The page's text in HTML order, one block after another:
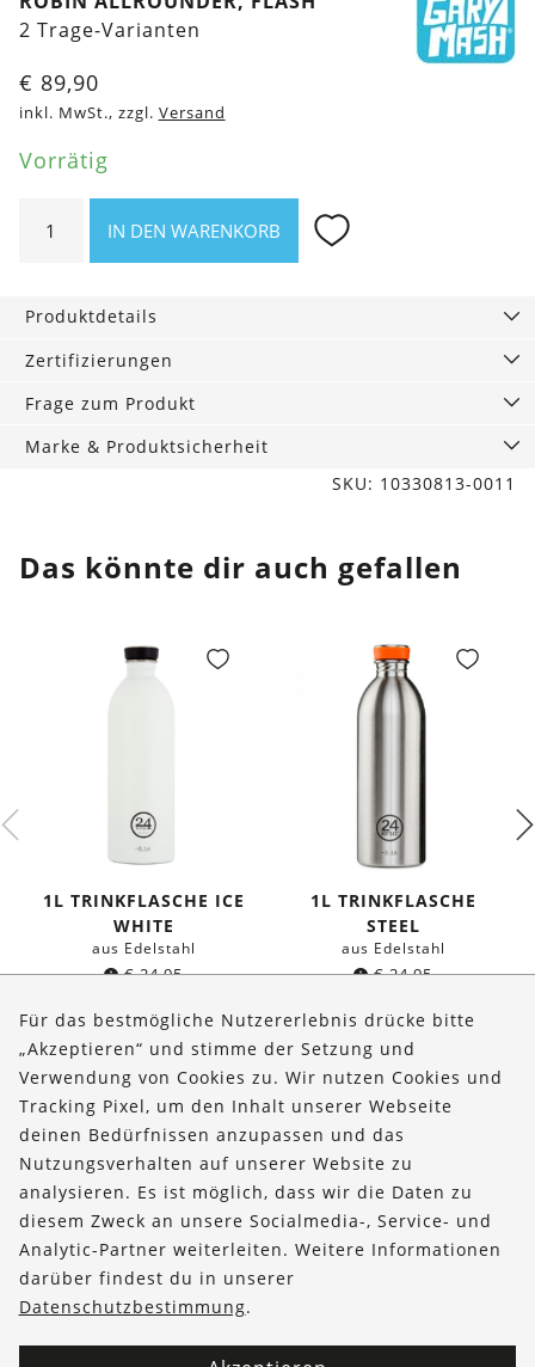
2 Trage-Varianten
€ 89,90
inkl. MwSt., zzgl. Versand
Vorrätig
Allrounder,IN DEN WARENKORB
Produktdetails
Zertifizierungen
Frage zum Produkt
Marke & Produktsicherheit
SKU: 10330813-0011
Das könnte dir auch gefallen
1L TRINKFLASCHE ICE
WHITE
aus Edelstahl
€24,95
1L TRINKFLASCHE
STEEL
aus Edelstahl
€24,95
Über uns
Bestellungen
Kontakt & Hilfe
FOLLOW US
Für das bestmögliche Nutzererlebnis drücke bitte
„Akzeptieren“ und stimme der Setzung und
Verwendung von Cookies zu. Wir nutzen Cookies und
Tracking Pixel, um den Inhalt unserer Webseite
deinen Bedürfnissen anzupassen und das
Nutzungsverhalten auf unserer Website zu
analysieren. Es ist möglich, dass wir die Daten zu
diesem Zweck an unsere Socialmedia-, Service- und
Analytic-Partner weiterleiten. Weitere Informationen
darüber findest du in unserer
Datenschutzbestimmung.